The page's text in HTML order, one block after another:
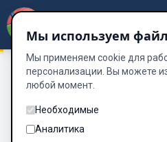
Короткие рассказы. Часть 1
Искусство
Глава 61 из 100
Мы используем
Мы применяем cookie для
персонализации. Вы можете
любой момент.
Необходимые
Аналитика